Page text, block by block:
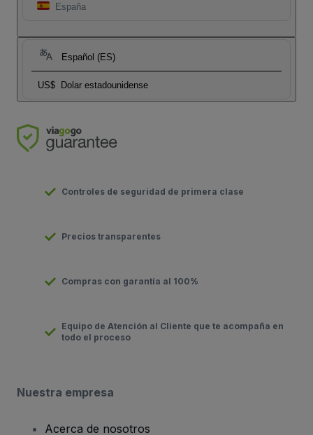
España
Español (ES)
US$ Dolar estadounidense
Controles de seguridad de primera clase
Precios transparentes
Compras con garantía al 100%
Equipo de Atención al Cliente que te acompaña en
todo el proceso
Nuestra empresa
Acerca de nosotros